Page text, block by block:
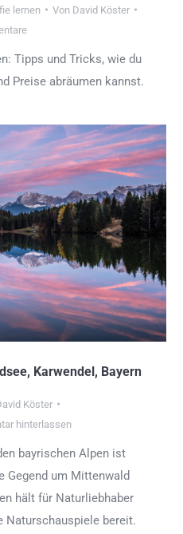
lernen Von David Köster
Tipps und Tricks, wie du
Preise abräumen kannst.
Karwendel, Bayern
Köster
hinterlassen
bayrischen Alpen ist
Gegend um Mittenwald
hält für Naturliebhaber
Naturschauspiele bereit.